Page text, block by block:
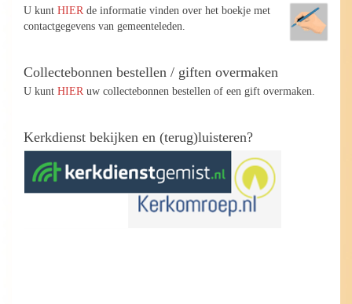
U kunt HIER de informatie vinden over het boekje met
contactgegevens van gemeenteleden.
Collectebonnen bestellen / giften overmaken
U kunt HIER uw collectebonnen bestellen of een gift overmaken.
Kerkdienst bekijken en (terug)luisteren?